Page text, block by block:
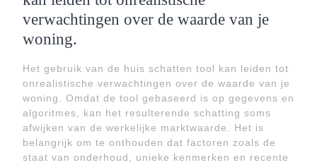
verwachtingen over de waarde van je
woning.
Het gebruik van de huis schatten tool kan leiden tot
onrealistische verwachtingen over de waarde van je
woning. Omdat de tool gebaseerd is op gegevens en
algoritmes, kan het resulterende schatting soms
afwijken van de werkelijke marktwaarde. Het is
belangrijk om te onthouden dat factoren zoals de
staat van onderhoud, unieke kenmerken en recente